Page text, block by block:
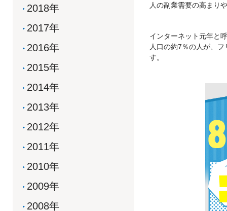
人の副業需要の高まり
インターネット元年と
人口の約7％の人が、
す。
2018年
2017年
2016年
2015年
2014年
2013年
2012年
2011年
2010年
2009年
2008年